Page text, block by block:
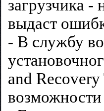
загрузчика -
выдаст
- В службу
and